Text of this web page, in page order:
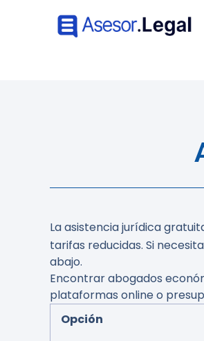
La asistencia jurídica
tarifas reducidas. Si
abajo.
Encontrar abogados
plataformas online o
Opción